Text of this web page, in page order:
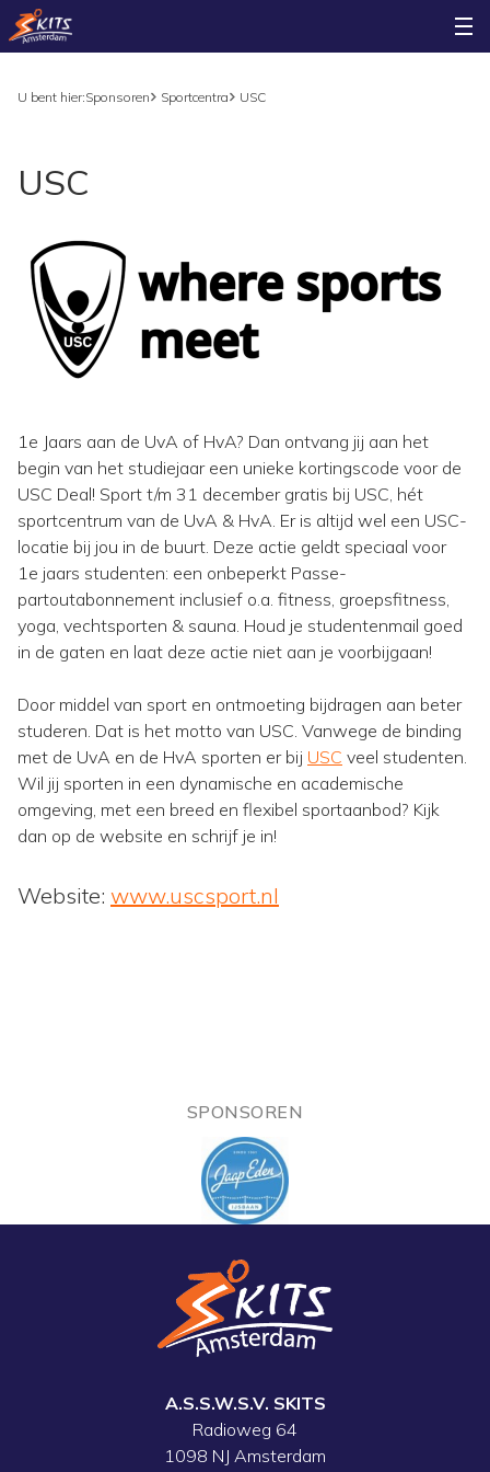
U bent hier:Sponsoren Sportcentra USC
USC
1e Jaars aan de UvA of HvA? Dan ontvang jij aan het
begin van het studiejaar een unieke kortingscode voor de
USC Deal! Sport t/m 31 december gratis bij USC, hét
sportcentrum van de UvA & HvA. Er is altijd wel een USC-
locatie bij jou in de buurt. Deze actie geldt speciaal voor
1e jaars studenten: een onbeperkt Passe-
partoutabonnement inclusief o.a. fitness, groepsfitness,
yoga, vechtsporten & sauna. Houd je studentenmail goed
in de gaten en laat deze actie niet aan je voorbijgaan!
Door middel van sport en ontmoeting bijdragen aan beter
studeren. Dat is het motto van USC. Vanwege de binding
met de UvA en de HvA sporten er bij USC veel studenten.
Wil jij sporten in een dynamische en academische
omgeving, met een breed en flexibel sportaanbod? Kijk
dan op de website en schrijf je in!
Website: www.uscsport.nl
SPONSOREN
A.S.S.W.S.V. SKITS
Radioweg 64
1098 NJ Amsterdam